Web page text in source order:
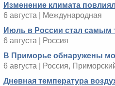
Изменение климата
6 августа | Международная
Июль в России стал самым
6 августа | Россия
В Приморье обнаружены
6 августа | Россия,
Дневная температура